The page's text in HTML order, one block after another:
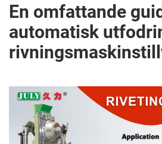
En omfattande
automatisk